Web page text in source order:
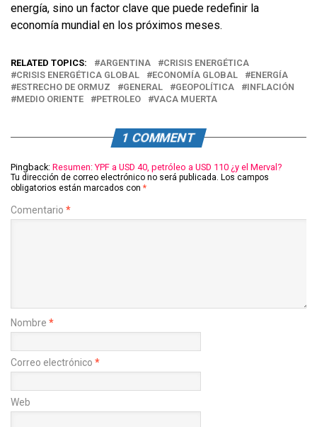
energía, sino un factor clave que puede redefinir la
economía mundial en los próximos meses.
RELATED TOPICS: ARGENTINA
CRISIS ENERGÉTICA
CRISIS ENERGÉTICA GLOBAL
ECONOMÍA GLOBAL
ENERGÍA
ESTRECHO DE ORMUZ
GENERAL GEOPOLÍTICA
INFLACIÓN
MEDIO ORIENTE
PETROLEO VACA MUERTA
1 COMMENT
Pingback: Resumen: YPF a USD 40, petróleo a USD 110 ¿y el Merval?
Tu dirección de correo electrónico no será publicada. Los campos
obligatorios están marcados con *
Comentario *
Nombre *
Correo electrónico *
Web